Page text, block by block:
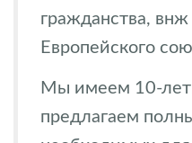
гражданства,
Европейского
Мы имеем 10-
предлагаем